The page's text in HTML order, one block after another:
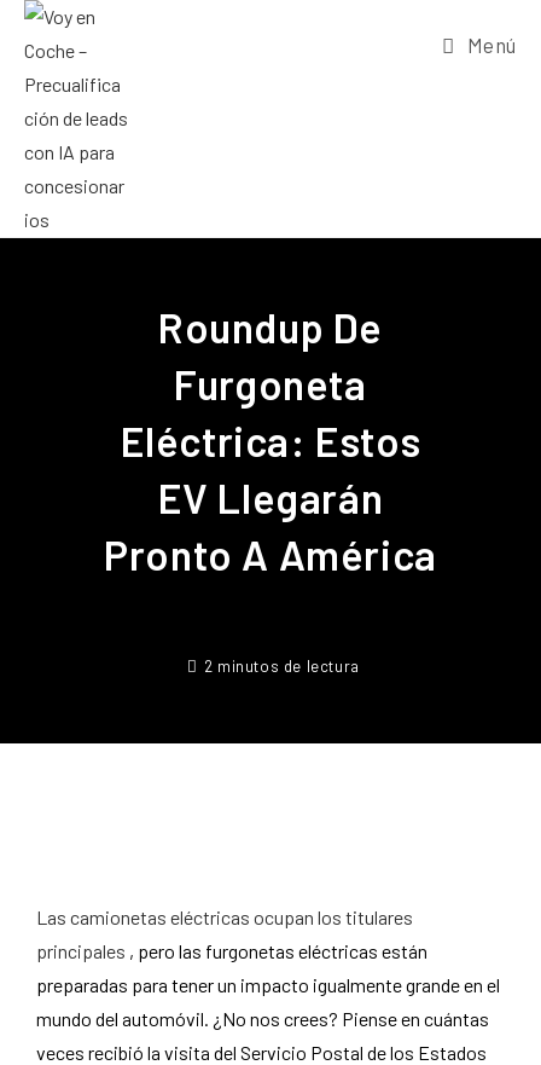
Menú
Roundup De
Furgoneta
Eléctrica: Estos
EV Llegarán
Pronto A América
2 minutos de lectura
Las camionetas eléctricas ocupan los titulares
principales , pero las furgonetas eléctricas están
preparadas para tener un impacto igualmente grande en el
mundo del automóvil. ¿No nos crees? Piense en cuántas
veces recibió la visita del Servicio Postal de los Estados